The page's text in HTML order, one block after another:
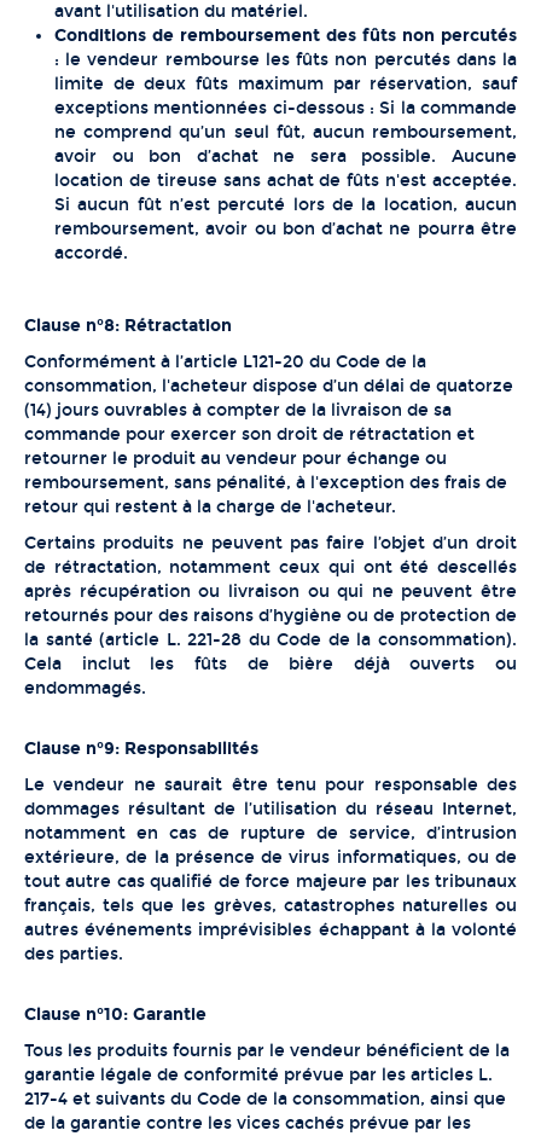
avant l'utilisation du matériel.
Conditions de remboursement des fûts non percutés
: le vendeur rembourse les fûts non percutés dans la
limite de deux fûts maximum par réservation, sauf
exceptions mentionnées ci-dessous : Si la commande
ne comprend qu’un seul fût, aucun remboursement,
avoir ou bon d’achat ne sera possible. Aucune
location de tireuse sans achat de fûts n'est acceptée.
Si aucun fût n’est percuté lors de la location, aucun
remboursement, avoir ou bon d’achat ne pourra être
accordé.
Clause n°8: Rétractation
Conformément à l’article L121-20 du Code de la
consommation, l'acheteur dispose d’un délai de quatorze
(14) jours ouvrables à compter de la livraison de sa
commande pour exercer son droit de rétractation et
retourner le produit au vendeur pour échange ou
remboursement, sans pénalité, à l'exception des frais de
retour qui restent à la charge de l'acheteur.
Certains produits ne peuvent pas faire l’objet d’un droit
de rétractation, notamment ceux qui ont été descellés
après récupération ou livraison ou qui ne peuvent être
retournés pour des raisons d’hygiène ou de protection de
la santé (article L. 221-28 du Code de la consommation).
Cela inclut les fûts de bière déjà ouverts ou
endommagés.
Clause n°9: Responsabilités
Le vendeur ne saurait être tenu pour responsable des
dommages résultant de l’utilisation du réseau Internet,
notamment en cas de rupture de service, d’intrusion
extérieure, de la présence de virus informatiques, ou de
tout autre cas qualifié de force majeure par les tribunaux
français, tels que les grèves, catastrophes naturelles ou
autres événements imprévisibles échappant à la volonté
des parties.
Clause n°10: Garantie
Tous les produits fournis par le vendeur bénéficient de la
garantie légale de conformité prévue par les articles L.
217-4 et suivants du Code de la consommation, ainsi que
de la garantie contre les vices cachés prévue par les